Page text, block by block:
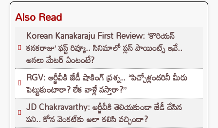
Also Read
Korean Kanakaraju First Review: ‘కొరియన్
కనకరాజు’ ఫస్ట్ రివ్యూ.. సినిమాలో ప్లస్ పాయింట్స్ ఇవే..
అసలు మేటర్ ఏంటంటే?
RGV: ఆర్జీవీకి జేడీ షాకింగ్ ప్రశ్న.. “పిచ్చోళ్లందరినీ మీరు
పెట్టుకుంటారా? లేక వాళ్లే వస్తారా?”
JD Chakravarthy: ఆర్జీవీకి తెలియకుండా జేడీ చేసిన
పని.. కోన వెంకట్‌కు అలా కలిసి వచ్చిందా?